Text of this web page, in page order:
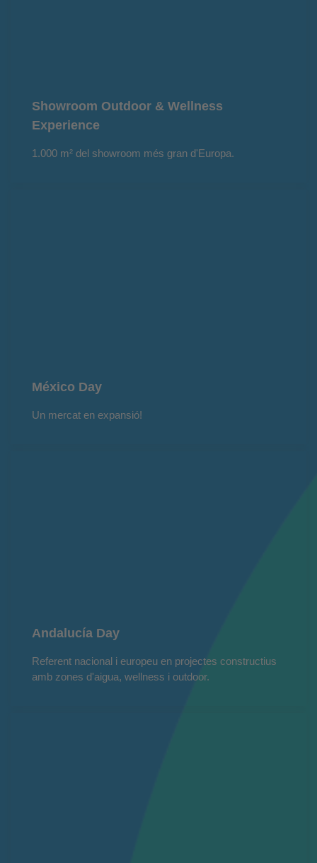
Showroom Outdoor & Wellness
Experience
1.000 m² del showroom més gran d'Europa.
México Day
Un mercat en expansió!
Andalucía Day
Referent nacional i europeu en projectes constructius
amb zones d'aigua, wellness i outdoor.